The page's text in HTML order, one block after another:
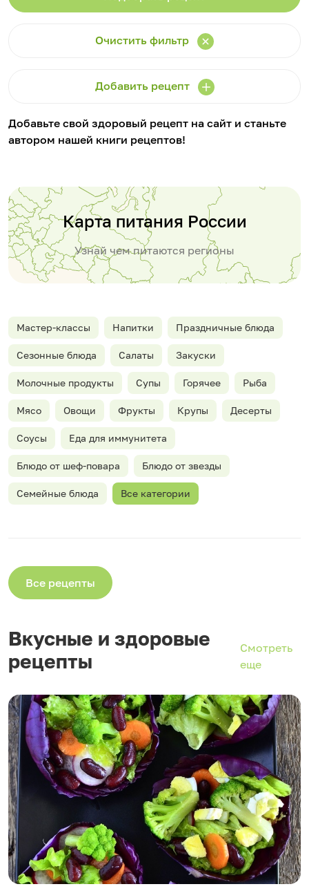
Добавьте свой здоровый рецепт на сайт и станьте
автором нашей книги рецептов!
Добавить рецепт
Очистить фильтр
Карта питания России
Узнай чем питаются регионы
Мастер-классы Напитки Праздничные блюда
Сезонные блюда Салаты Закуски
Молочные продукты Супы Горячее Рыба
Мясо Овощи Фрукты Крупы Десерты
Соусы Еда для иммунитета
Блюдо от шеф-повара Блюдо от звезды
Семейные блюда Все категории
Все рецепты
Вкусные и здоровые
рецепты
Смотреть
еще